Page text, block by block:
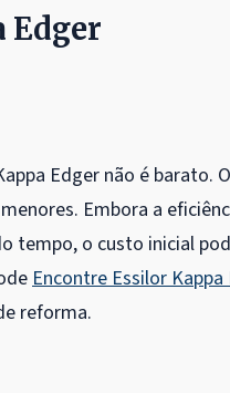
Edger
Edger não é
Embora a
o custo inicial
Encontre Essilor
reforma.